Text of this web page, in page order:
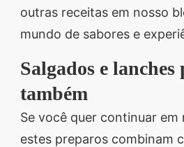
outras receitas em nosso
mundo de sabores e
Salgados e lanches
também
Se você quer continuar em
estes preparos combinam